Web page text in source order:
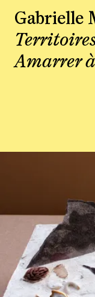
Amarrer
Gabrielle